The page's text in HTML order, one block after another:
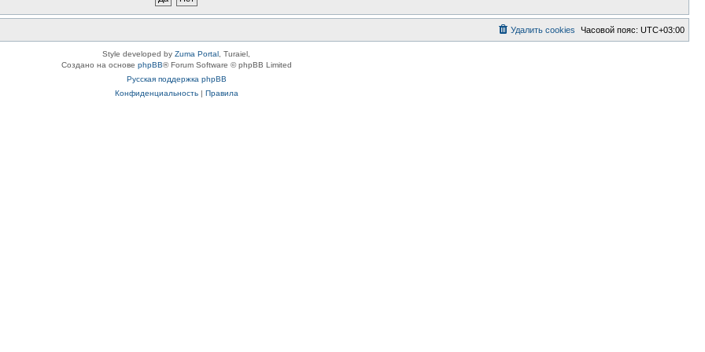
Часовой пояс: UTC+03:00
Удалить cookies
Style developed by Zuma Portal , Turaiel,
Создано на основе phpBB® Forum Software © phpBB Limited
Русская поддержка phpBB
Конфиденциальность| Правила